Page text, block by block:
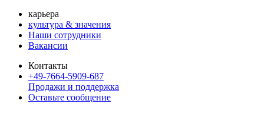
карьера
культура & значения
Наши сотрудники
Вакансии
Контакты
+49-7664-5909-687
Продажи и поддержка
Оставьте сообщение